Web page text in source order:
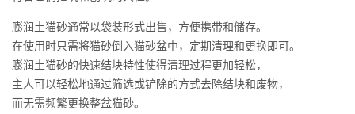
膨润土猫砂通常以袋装形式出售，方便携带和储存。
在使用时只需将猫砂倒入猫砂盆中，定期清理和更换即可。
膨润土猫砂的快速结块特性使得清理过程更加轻松，
主人可以轻松地通过筛选或铲除的方式去除结块和废物，
而无需频繁更换整盆猫砂。